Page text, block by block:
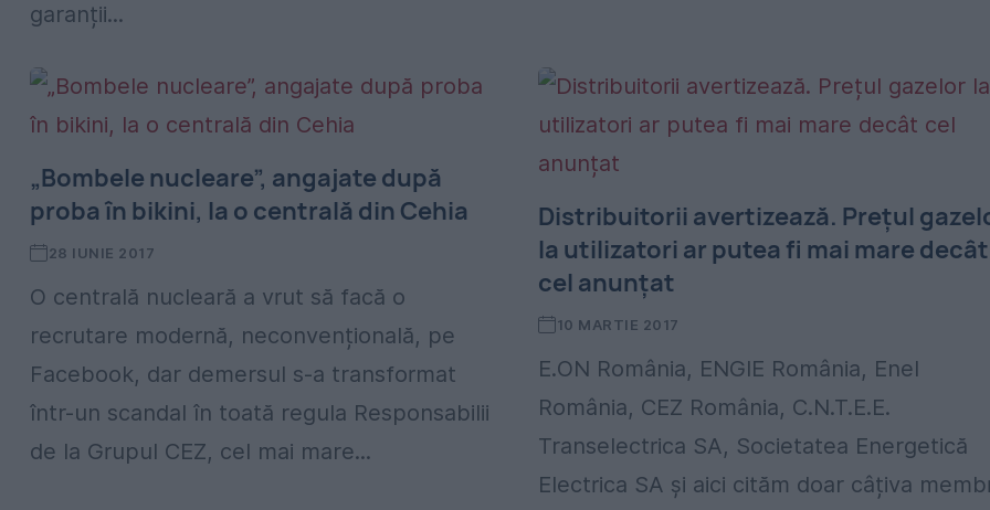
garanții...
„Bombele nucleare”, angajate după
proba în bikini, la o centrală din Cehia
28 IUNIE 2017
O centrală nucleară a vrut să facă o
recrutare modernă, neconvențională, pe
Facebook, dar demersul s-a transformat
într-un scandal în toată regula Responsabilii
de la Grupul CEZ, cel mai mare...
Distribuitorii avertizează. Prețul
la utilizatori ar putea fi mai mare decât
cel anunțat
10 MARTIE 2017
E.ON România, ENGIE România, Enel
România, CEZ România, C.N.T.E.E.
Transelectrica SA, Societatea Energetică
Electrica SA și aici cităm doar câțiva